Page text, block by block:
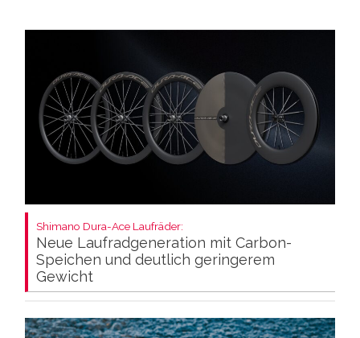
Shimano Dura-Ace Laufräder:
Neue Laufradgeneration mit Carbon-
Speichen und deutlich geringerem
Gewicht